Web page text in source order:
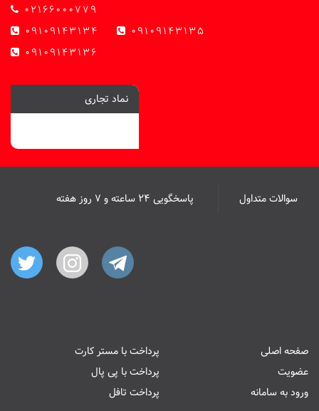
02166000779
09109143134
09109143135
09109143136
نماد تجاری
سوالات متداول پاسخگویی ۲۴ ساعته و ۷ روز هفته
صفحه اصلی
عضویت
ورود به سامانه
پرداخت با مستر کارت
پرداخت با پی پال
پرداخت تافل